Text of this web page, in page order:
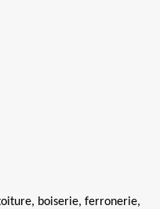
boiserie, ferronerie,